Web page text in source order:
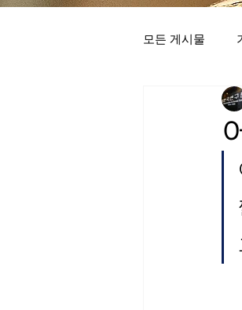
모든 게시물
한국연구원